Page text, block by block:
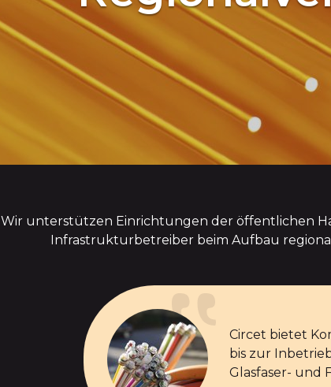
Wir unterstützen Einrichtungen der öffentlichen
Infrastrukturbetreiber beim Aufbau
Circet bietet
bis zur
Glasfaser- und